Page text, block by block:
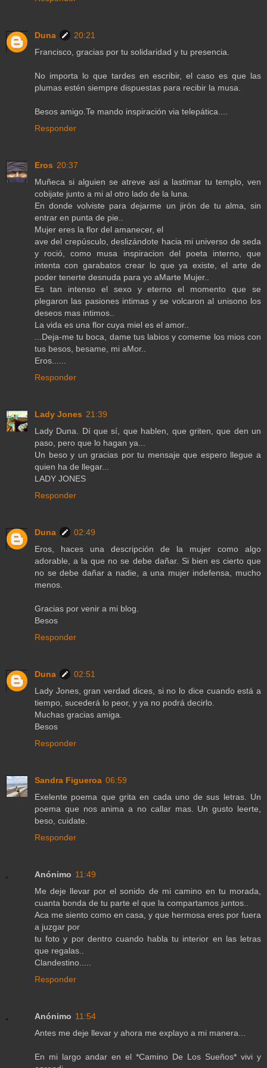
Duna
20:21
Francisco, gracias por tu solidaridad y tu presencia.
No importa lo que tardes en escribir, el caso es que las
plumas estén siempre dispuestas para recibir la musa.
Besos amigo.Te mando inspiración via telepática....
Responder
Eros 20:37
Muñeca si alguien se atreve asi a lastimar tu templo, ven
cobijate junto a mi al otro lado de la luna.
En donde volviste para dejarme un jirón de tu alma, sin
entrar en punta de pie..
Mujer eres la flor del amanecer, el
ave del crepúsculo, deslizándote hacia mi universo de seda
y roció, como musa inspiracion del poeta interno, que
intenta con garabatos crear lo que ya existe, el arte de
poder tenerte desnuda para yo aMarte Mujer..
Es tan intenso el sexo y eterno el momento que se
plegaron las pasiones intimas y se volcaron al unisono los
deseos mas intimos..
La vida es una flor cuya miel es el amor..
...Deja-me tu boca, dame tus labios y comeme los mios con
tus besos, besame, mi aMor..
Eros......
Responder
Lady Jones 21:39
Lady Duna. Dí que sí, que hablen, que griten, que den un
paso, pero que lo hagan ya...
Un beso y un gracias por tu mensaje que espero llegue a
quien ha de llegar...
LADY JONES
Responder
Duna
02:49
Eros, haces una descripción de la mujer como algo
adorable, a la que no se debe dañar. Si bien es cierto que
no se debe dañar a nadie, a una mujer indefensa, mucho
menos.
Gracias por venir a mi blog.
Besos
Responder
Duna
02:51
Lady Jones, gran verdad dices, si no lo dice cuando está a
tiempo, sucederá lo peor, y ya no podrá decirlo.
Muchas gracias amiga.
Besos
Responder
Sandra Figueroa 06:59
Exelente poema que grita en cada uno de sus letras. Un
poema que nos anima a no callar mas. Un gusto leerte,
beso, cuidate.
Responder
Anónimo 11:49
Me deje llevar por el sonido de mi camino en tu morada,
cuanta bonda de tu parte el que la compartamos juntos..
Aca me siento como en casa, y que hermosa eres por fuera
a juzgar por
tu foto y por dentro cuando habla tu interior en las letras
que regalas..
Clandestino.....
Responder
Anónimo 11:54
Antes me deje llevar y ahora me explayo a mi manera...
En mi largo andar en el *Camino De Los Sueños* vivi y